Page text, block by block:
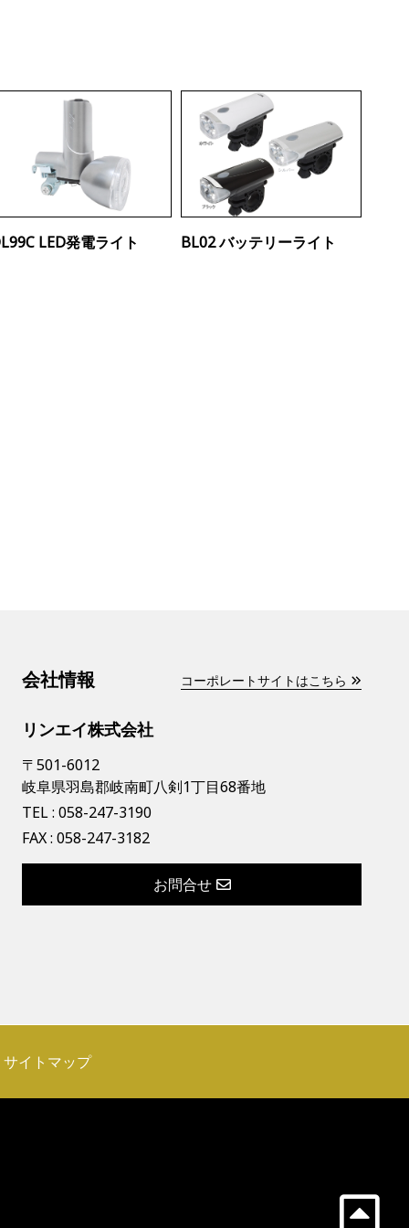
LED発電ライト BL02 バッテリーライト
会社情報 コーポレートサイトはこちら
リンエイ株式会社
〒501-6012
岐阜県羽島郡岐南町八剣1丁目68番地
TEL : 058-247-3190
FAX : 058-247-3182
お問合せ
サイトマップ